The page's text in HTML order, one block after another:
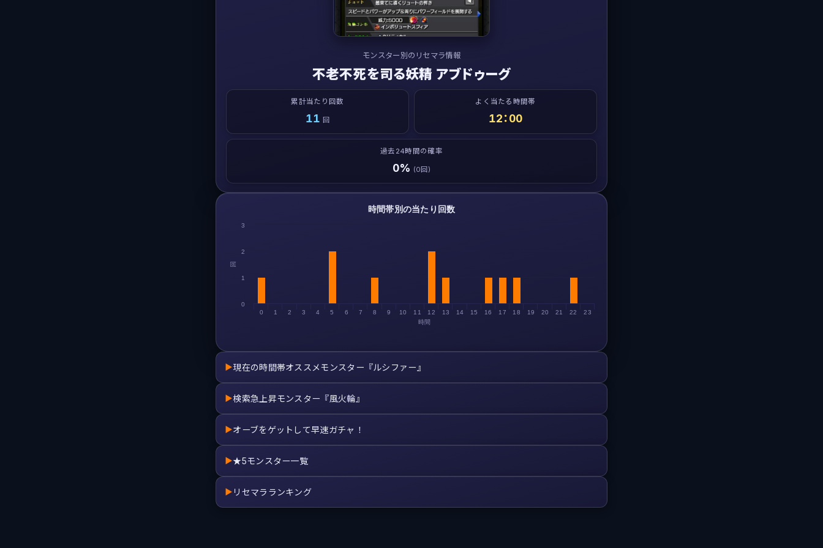
モンスター別のリセマラ情報
不老不死を司る妖精 アブドゥーグ
累計当たり回数
11 回
よく当たる時間帯
12：00
過去24時間の確率
0% (0回)
時間
回
時間帯別の当たり回数
0 1 2 3 4 5 6 7 8 9 10 11 12 13 14 15 16 17 18 19 20 21 22 23
0
1
2
3
▶現在の時間帯オススメモンスター『ルシファー』
▶検索急上昇モンスター『風火輪』
▶オーブをゲットして早速ガチャ！
▶★5モンスター一覧
▶ リセマラランキング